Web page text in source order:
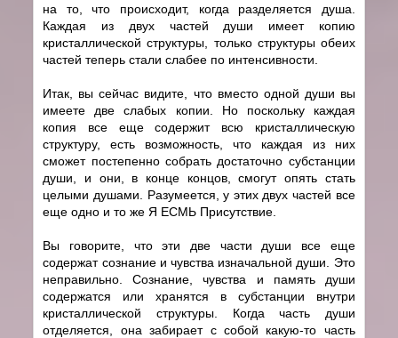
на то, что происходит, когда разделяется душа.
Каждая из двух частей души имеет копию
кристаллической структуры, только структуры обеих
частей теперь стали слабее по интенсивности.
Итак, вы сейчас видите, что вместо одной души вы
имеете две слабых копии. Но поскольку каждая
копия все еще содержит всю кристаллическую
структуру, есть возможность, что каждая из них
сможет постепенно собрать достаточно субстанции
души, и они, в конце концов, смогут опять стать
целыми душами. Разумеется, у этих двух частей все
еще одно и то же Я ЕСМЬ Присутствие.
Вы говорите, что эти две части души все еще
содержат сознание и чувства изначальной души. Это
неправильно. Сознание, чувства и память души
содержатся или хранятся в субстанции внутри
кристаллической структуры. Когда часть души
отделяется, она забирает с собой какую-то часть